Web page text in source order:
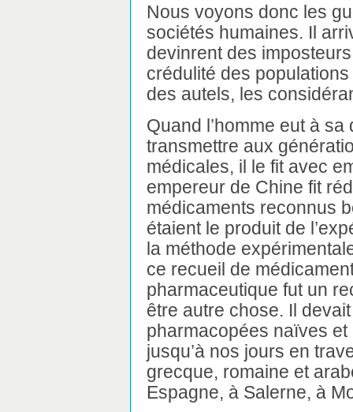
Nous voyons donc les
sociétés humaines. Il
devinrent des
crédulité des
des autels, les
Quand l’homme eut à
transmettre aux
médicales, il le fit avec
empereur de Chine fit
médicaments reconnus
étaient le produit de
la méthode
ce recueil de
pharmaceutique fut un
être autre chose. Il
pharmacopées naïves
jusqu’à nos jours en
grecque, romaine et
Espagne, à Salerne, à